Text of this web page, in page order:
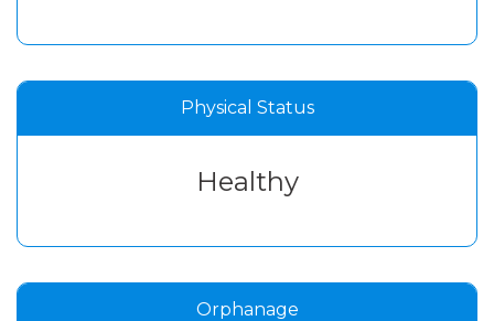
Physical Status
Healthy
Orphanage